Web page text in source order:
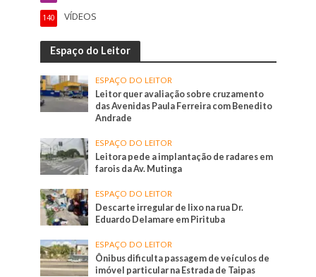
VÍDEOS
140
Espaço do Leitor
ESPAÇO DO LEITOR
Leitor quer avaliação sobre cruzamento
das Avenidas Paula Ferreira com Benedito
Andrade
ESPAÇO DO LEITOR
Leitora pede a implantação de radares em
farois da Av. Mutinga
ESPAÇO DO LEITOR
Descarte irregular de lixo na rua Dr.
Eduardo Delamare em Pirituba
ESPAÇO DO LEITOR
Ônibus dificulta passagem de veículos de
imóvel particular na Estrada de Taipas